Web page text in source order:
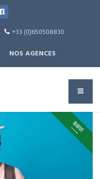
+33 (0)650508830
NOS AGENCES